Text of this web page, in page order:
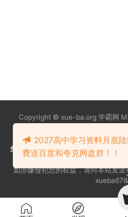
Copyright © xue-ba.org 学霸网
常见问题
更新日志 忘记密
免责声明 ：本站资源均搜索自互联网
真实性和
如涉嫌侵犯您的权益，请向本站发
2027高中学习资料月底
费送百度和夸克网盘群！！